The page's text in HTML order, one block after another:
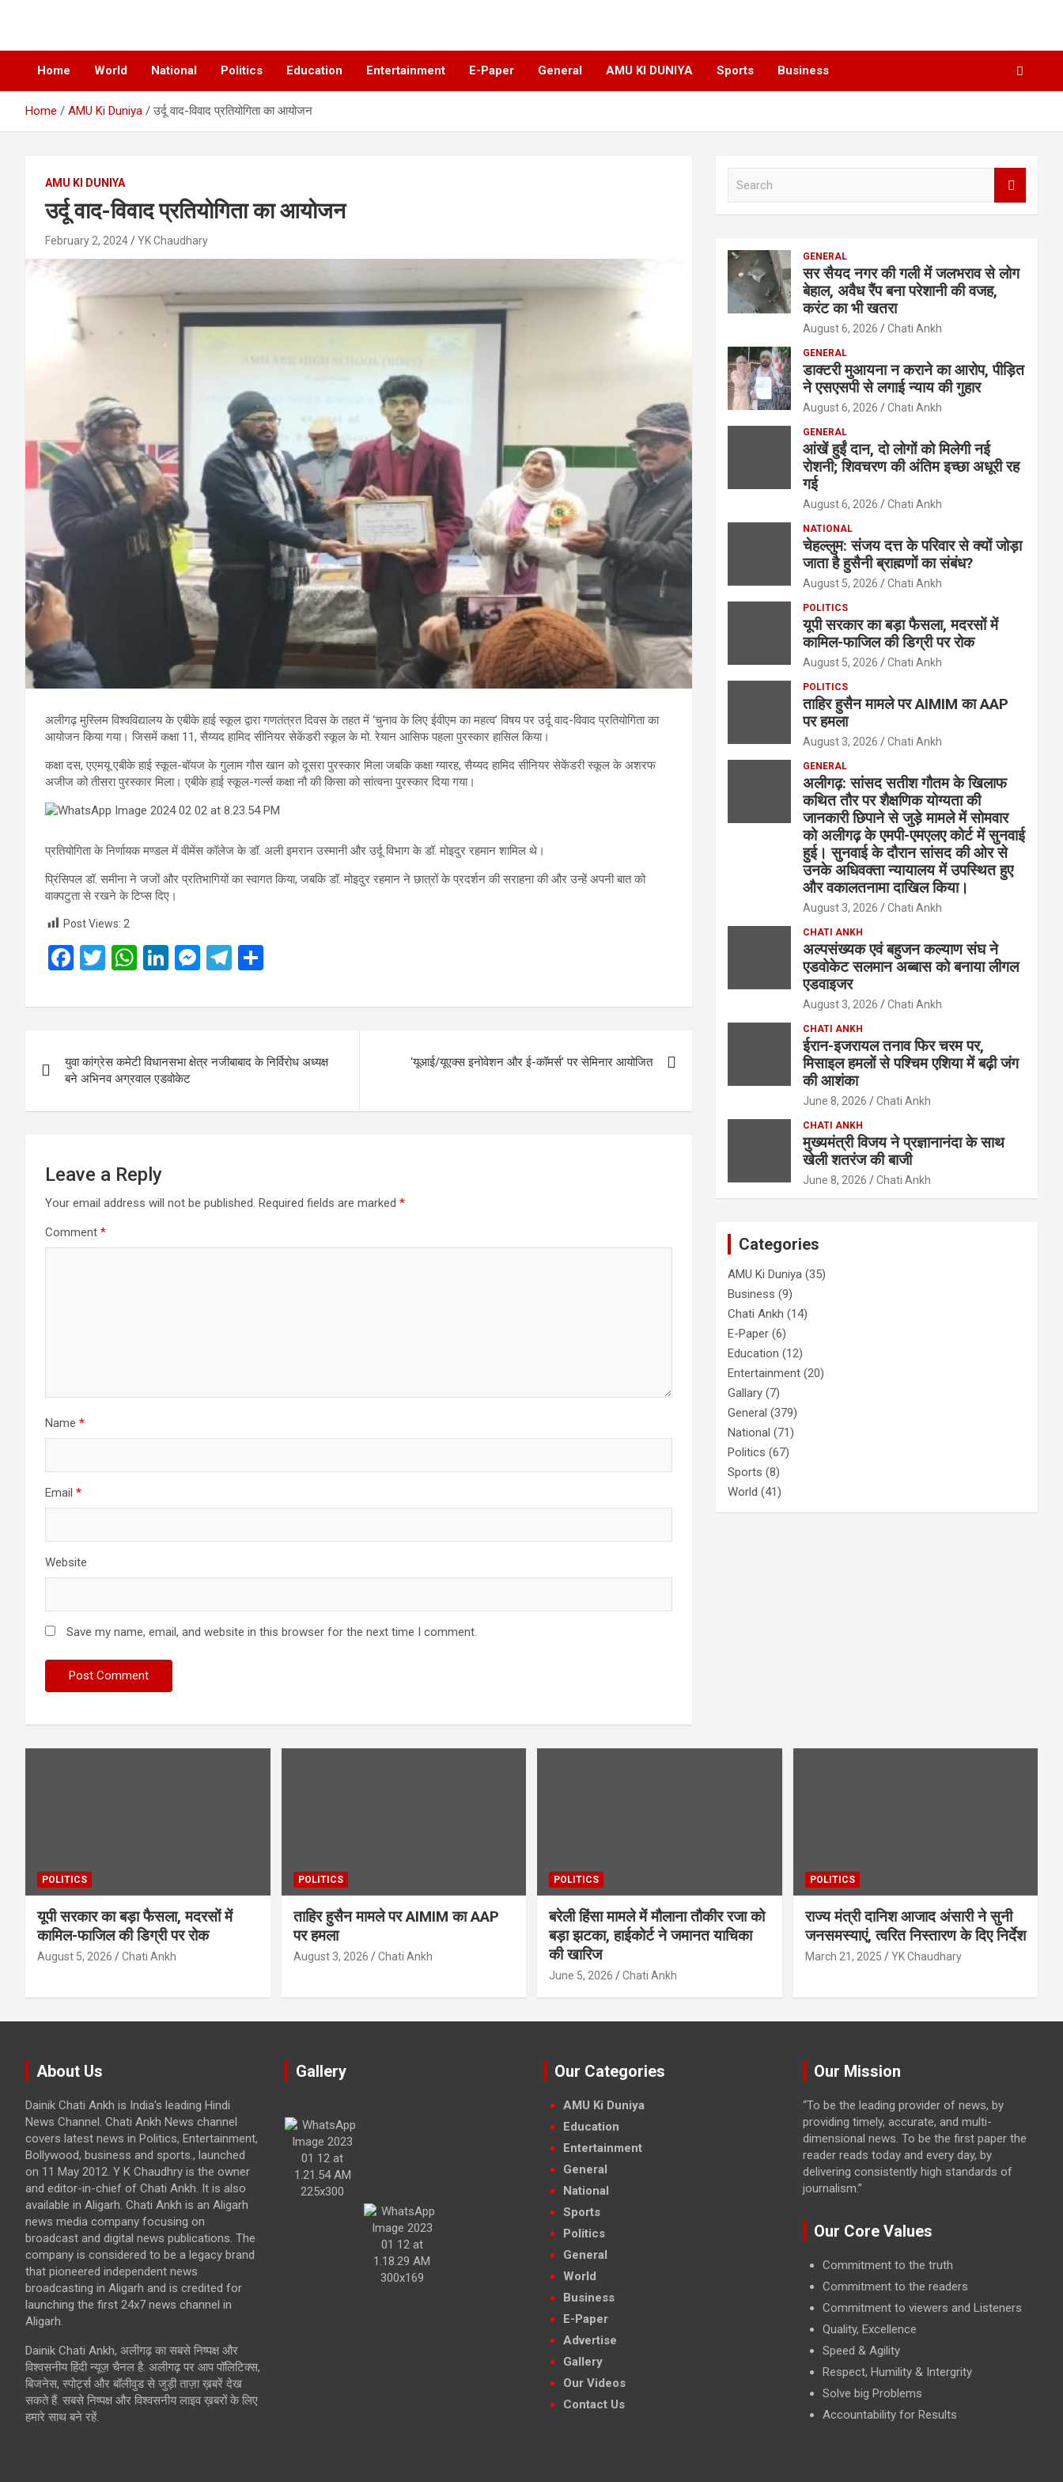
Chatiankh
Home World National Politics Education Entertainment E-Paper General AMU KI DUNIYA Sports Business
Home AMU Ki Duniya उर्दू वाद-विवाद प्रतियोगिता का आयोजन
AMU KI DUNIYA
उर्दू वाद-विवाद प्रतियोगिता का आयोजन
February 2, 2024 YK Chaudhary
अलीगढ़ मुस्लिम विश्वविद्यालय के एबीके हाई स्कूल द्वारा गणतंत्रत दिवस के तहत में ‘चुनाव के लिए ईवीएम का महत्व’ विषय पर उर्दू वाद-विवाद प्रतियोगिता का
आयोजन किया गया। जिसमें कक्षा 11, सैय्यद हामिद सीनियर सेकेंडरी स्कूल के मो. रेयान आसिफ पहला पुरस्कार हासिल किया।
कक्षा दस, एएमयू एबीके हाई स्कूल-बॉयज के गुलाम गौस खान को दूसरा पुरस्कार मिला जबकि कक्षा ग्यारह, सैय्यद हामिद सीनियर सेकेंडरी स्कूल के अशरफ
अजीज को तीसरा पुरस्कार मिला। एबीके हाई स्कूल-गर्ल्स कक्षा नौ की किसा को सांत्वना पुरस्कार दिया गया।
प्रतियोगिता के निर्णायक मण्डल में वीमेंस कॉलेज के डॉ. अली इमरान उस्मानी और उर्दू विभाग के डॉ. मोइदुर रहमान शामिल थे।
प्रिंसिपल डॉ. समीना ने जजों और प्रतिभागियों का स्वागत किया, जबकि डॉ. मोइदुर रहमान ने छात्रों के प्रदर्शन की सराहना की और उन्हें अपनी बात को
वाक्पटुता से रखने के टिप्स दिए।
Post Views: 2
F
ce
o
o
k
T
tt
W
at
A
p
p
Li
ke
n
M
se
g
T
e
a
ar
navigation
युवा कांग्रेस कमेटी विधानसभा क्षेत्र नजीबाबाद के निर्विरोध अध्यक्ष
बने अभिनव अग्रवाल एडवोकेट
‘यूआई/यूएक्स इनोवेशन और ई-कॉमर्स’ पर सेमिनार आयोजित
Leave a Reply
Your email address will not be published. Required fields are marked *
Comment *
Name *
Email *
Website
Save my name, email, and website in this browser for the next time I comment.
h
GENERAL
सर सैयद नगर की गली में जलभराव से लोग
बेहाल, अवैध रैंप बना परेशानी की वजह,
करंट का भी खतरा
August 6, 2026 Chati Ankh
GENERAL
डाक्टरी मुआयना न कराने का आरोप, पीड़ित
ने एसएसपी से लगाई न्याय की गुहार
August 6, 2026 Chati Ankh
GENERAL
आंखें हुईं दान, दो लोगों को मिलेगी नई
रोशनी; शिवचरण की अंतिम इच्छा अधूरी रह
गई
August 6, 2026 Chati Ankh
NATIONAL
चेहल्लुम: संजय दत्त के परिवार से क्यों जोड़ा
जाता है हुसैनी ब्राह्मणों का संबंध?
August 5, 2026 Chati Ankh
POLITICS
यूपी सरकार का बड़ा फैसला, मदरसों में
कामिल-फाजिल की डिग्री पर रोक
August 5, 2026 Chati Ankh
POLITICS
ताहिर हुसैन मामले पर AIMIM का AAP
पर हमला
August 3, 2026 Chati Ankh
GENERAL
अलीगढ़: सांसद सतीश गौतम के खिलाफ
कथित तौर पर शैक्षणिक योग्यता की
जानकारी छिपाने से जुड़े मामले में सोमवार
को अलीगढ़ के एमपी-एमएलए कोर्ट में सुनवाई
हुई। सुनवाई के दौरान सांसद की ओर से
उनके अधिवक्ता न्यायालय में उपस्थित हुए
और वकालतनामा दाखिल किया।
August 3, 2026 Chati Ankh
CHATI ANKH
अल्पसंख्यक एवं बहुजन कल्याण संघ ने
एडवोकेट सलमान अब्बास को बनाया लीगल
एडवाइजर
August 3, 2026 Chati Ankh
CHATI ANKH
ईरान-इजरायल तनाव फिर चरम पर,
मिसाइल हमलों से पश्चिम एशिया में बढ़ी जंग
की आशंका
June 8, 2026 Chati Ankh
CHATI ANKH
मुख्यमंत्री विजय ने प्रज्ञानानंदा के साथ
खेली शतरंज की बाजी
June 8, 2026 Chati Ankh
Categories
AMU Ki Duniya (35)
Business (9)
Chati Ankh (14)
E-Paper (6)
Education (12)
Entertainment (20)
Gallary (7)
General (379)
National (71)
Politics (67)
Sports (8)
World (41)
POLITICS
यूपी सरकार का बड़ा फैसला, मदरसों में
कामिल-फाजिल की डिग्री पर रोक
August 5, 2026 Chati Ankh
POLITICS
ताहिर हुसैन मामले पर AIMIM का AAP
पर हमला
August 3, 2026 Chati Ankh
POLITICS
बरेली हिंसा मामले में मौलाना तौकीर रजा को
बड़ा झटका, हाईकोर्ट ने जमानत याचिका
की खारिज
June 5, 2026 Chati Ankh
POLITICS
राज्य मंत्री दानिश आजाद अंसारी ने सुनी
जनसमस्याएं, त्वरित निस्तारण के दिए निर्देश
March 21, 2025 YK Chaudhary
About Us
Dainik Chati Ankh is India's leading Hindi
News Channel. Chati Ankh News channel
covers latest news in Politics, Entertainment,
Bollywood, business and sports., launched
on 11 May 2012. Y K Chaudhry is the owner
and editor-in-chief of Chati Ankh. It is also
available in Aligarh. Chati Ankh is an Aligarh
news media company focusing on
broadcast and digital news publications. The
company is considered to be a legacy brand
that pioneered independent news
broadcasting in Aligarh and is credited for
launching the first 24x7 news channel in
Aligarh.
Dainik Chati Ankh, अलीगढ़ का सबसे निष्पक्ष और
विश्वसनीय हिंदी न्यूज़ चैनल है. अलीगढ़ पर आप पॉलिटिक्स,
बिजनेस, स्पोर्ट्स और बॉलीवुड से जुड़ी ताज़ा ख़बरें देख
सकते हैं. सबसे निष्पक्ष और विश्वसनीय लाइव ख़बरों के लिए
हमारे साथ बने रहें.
Gallery Our Categories
AMU Ki Duniya
Education
Entertainment
General
National
Sports
Politics
General
World
Business
E-Paper
Advertise
Gallery
Our Videos
Contact Us
Our Mission
“To be the leading provider of news, by
providing timely, accurate, and multi-
dimensional news. To be the first paper the
reader reads today and every day, by
delivering consistently high standards of
journalism.”
Our Core Values
Commitment to the truth
Commitment to the readers
Commitment to viewers and Listeners
Quality, Excellence
Speed & Agility
Respect, Humility & Intergrity
Solve big Problems
Accountability for Results